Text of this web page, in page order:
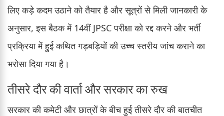
लिए कड़े कदम उठाने को तैयार है और सूत्रों से मिली जानकारी के
अनुसार, इस बैठक में 14वीं JPSC परीक्षा को रद्द करने और भर्ती
प्रक्रिया में हुई कथित गड़बड़ियों की उच्च स्तरीय जांच कराने का
भरोसा दिया गया है।
तीसरे दौर की वार्ता और सरकार का रुख
सरकार की कमेटी और छात्रों के बीच हुई तीसरे दौर की बातचीत